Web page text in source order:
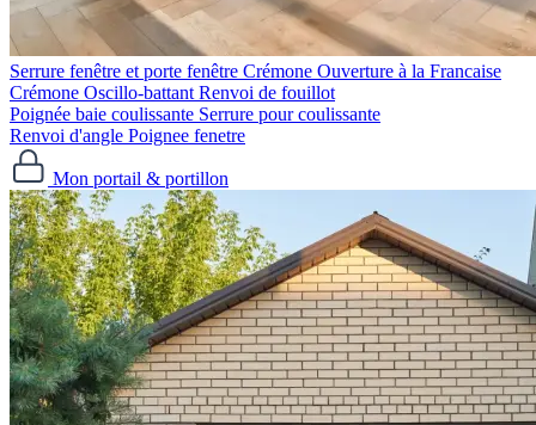
Serrure fenêtre et porte fenêtre
Crémone Ouverture à la Francaise
Crémone Oscillo-battant Renvoi de fouillot
Poignée baie coulissante Serrure pour coulissante
Renvoi d'angle Poignee fenetre
Mon portail & portillon